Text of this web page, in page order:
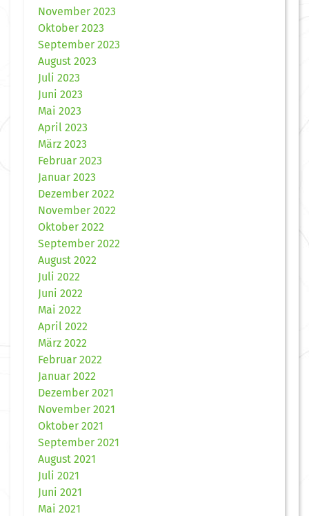
November 2023
Oktober 2023
September 2023
August 2023
Juli 2023
Juni 2023
Mai 2023
April 2023
März 2023
Februar 2023
Januar 2023
Dezember 2022
November 2022
Oktober 2022
September 2022
August 2022
Juli 2022
Juni 2022
Mai 2022
April 2022
März 2022
Februar 2022
Januar 2022
Dezember 2021
November 2021
Oktober 2021
September 2021
August 2021
Juli 2021
Juni 2021
Mai 2021